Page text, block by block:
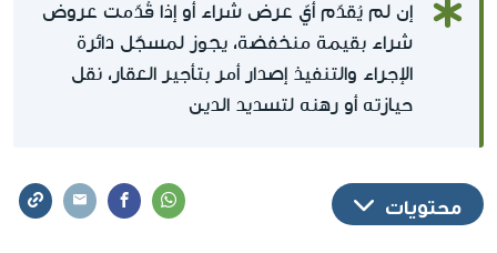
إن لم يُقدّم أيّ عرض شراء أو إذا قُدّمت عروض
شراء بقيمة منخفضة، يجوز لمسجّل دائرة
الإجراء والتنفيذ إصدار أمر بتأجير العقار، نقل
حيازته أو رهنه لتسديد الدين
محتويات